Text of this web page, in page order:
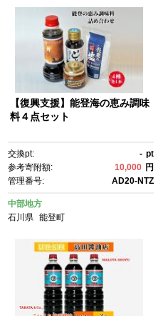
【復興支援】能登海の恵み調味
料４点セット
交換pt: - pt
参考寄附額:
10,000 円
管理番号:
AD20-NTZ
中部地方
石川県 能登町